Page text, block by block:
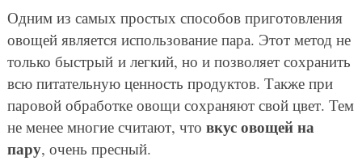
Одним из самых простых способов приготовления
овощей является использование пара. Этот метод не
только быстрый и легкий, но и позволяет сохранить
всю питательную ценность продуктов. Также при
паровой обработке овощи сохраняют свой цвет. Тем
не менее многие считают, что вкус овощей на
пару, очень пресный.